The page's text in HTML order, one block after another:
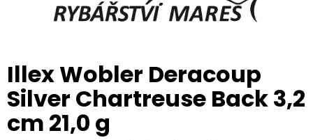
Illex Wobler Deracoup
Silver Chartreuse Back 3,2
cm 21,0 g